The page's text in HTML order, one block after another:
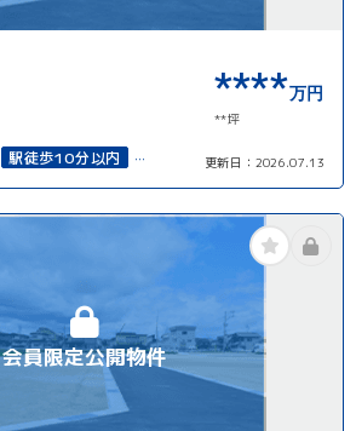
****万円
**坪
駅徒歩10分以内
更新日： 2026.07.13
会員限定公開物件